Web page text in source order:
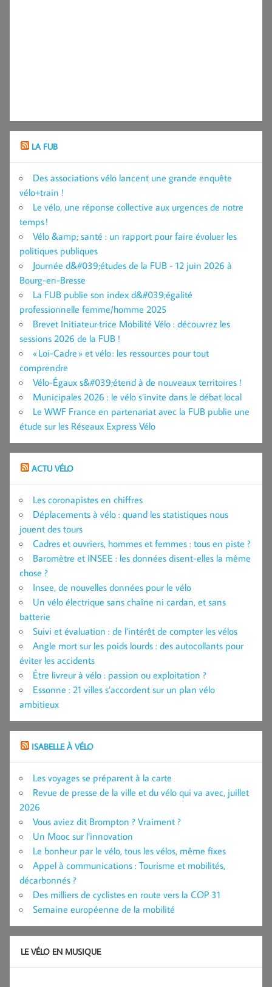
LA FUB
Des associations vélo lancent une grande enquête
vélo+train !
Le vélo, une réponse collective aux urgences de notre
temps !
Vélo &amp; santé : un rapport pour faire évoluer les
politiques publiques
Journée d&#039;études de la FUB - 12 juin 2026 à
Bourg-en-Bresse
La FUB publie son index d&#039;égalité
professionnelle femme/homme 2025
Brevet Initiateur·trice Mobilité Vélo : découvrez les
sessions 2026 de la FUB !
« Loi-Cadre » et vélo : les ressources pour tout
comprendre
Vélo-Égaux s&#039;étend à de nouveaux territoires !
Municipales 2026 : le vélo s’invite dans le débat local
Le WWF France en partenariat avec la FUB publie une
étude sur les Réseaux Express Vélo
ACTU VÉLO
Les coronapistes en chiffres
Déplacements à vélo : quand les statistiques nous
jouent des tours
Cadres et ouvriers, hommes et femmes : tous en piste ?
Baromètre et INSEE : les données disent-elles la même
chose ?
Insee, de nouvelles données pour le vélo
Un vélo électrique sans chaîne ni cardan, et sans
batterie
Suivi et évaluation : de l’intérêt de compter les vélos
Angle mort sur les poids lourds : des autocollants pour
éviter les accidents
Être livreur à vélo : passion ou exploitation ?
Essonne : 21 villes s’accordent sur un plan vélo
ambitieux
ISABELLE À VÉLO
Les voyages se préparent à la carte
Revue de presse de la ville et du vélo qui va avec, juillet
2026
Vous aviez dit Brompton ? Vraiment ?
Un Mooc sur l’innovation
Le bonheur par le vélo, tous les vélos, même fixes
Appel à communications : Tourisme et mobilités,
décarbonnés ?
Des milliers de cyclistes en route vers la COP 31
Semaine européenne de la mobilité
LE VÉLO EN MUSIQUE